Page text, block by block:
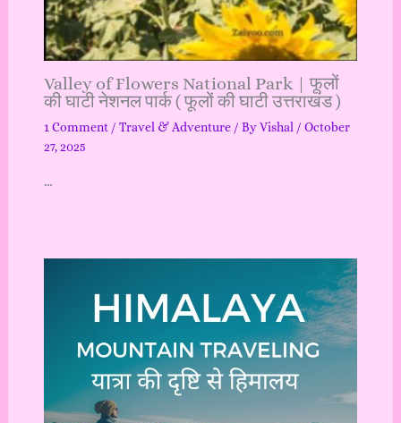
Valley of Flowers National Park | फूलों
की घाटी नेशनल पार्क ( फूलों की घाटी उत्तराखंड )
1 Comment / Travel & Adventure/ ByVishal / October
27, 2025
…